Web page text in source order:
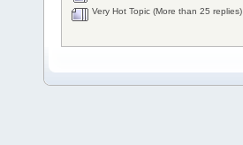
Very Hot Topic (More than 25 replies)